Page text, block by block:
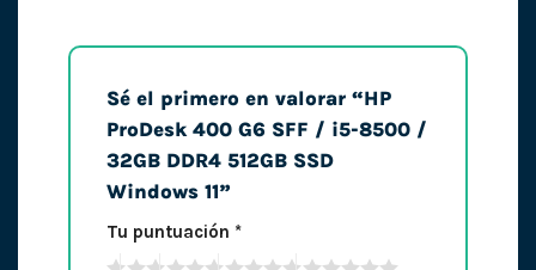
Sé el primero en valorar “HP
ProDesk 400 G6 SFF / i5-8500 /
32GB DDR4 512GB SSD
Windows 11”
Tu puntuación *